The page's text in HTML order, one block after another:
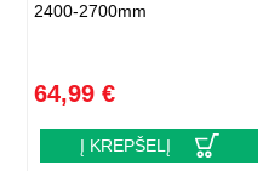
2400-2700mm
64,99 €
Į KREPŠELĮ